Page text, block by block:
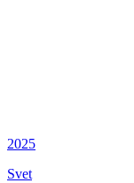
2025
Svet